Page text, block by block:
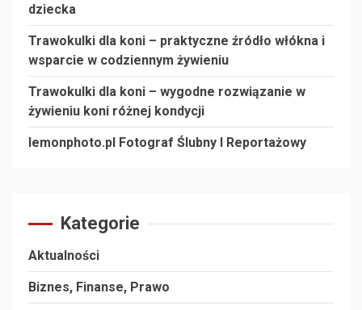
dziecka
Trawokulki dla koni – praktyczne źródło włókna i
wsparcie w codziennym żywieniu
Trawokulki dla koni – wygodne rozwiązanie w
żywieniu koni różnej kondycji
lemonphoto.pl Fotograf Ślubny I Reportażowy
Kategorie
Aktualności
Biznes, Finanse, Prawo